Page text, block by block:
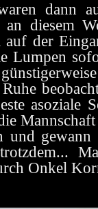
dann
diesem
der
Lumpen
asoziale
und
Onkel